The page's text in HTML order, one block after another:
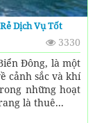
Dịch Vụ Tốt
3330
Đông, là một
cảnh sắc và khí
những hoạt
là thuê...